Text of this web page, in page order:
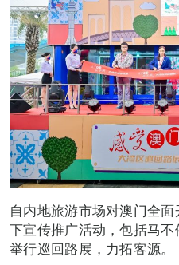
自内地旅游市场对澳门全
下宣传推广活动，包括马
举行巡回路展，力拓客源。